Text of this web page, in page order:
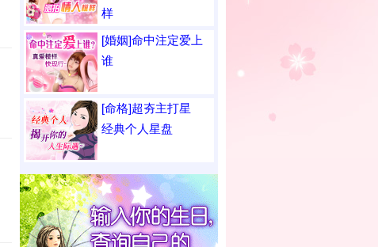
样
[婚姻]命中注定爱上
谁
[命格]超夯主打星
经典个人星盘